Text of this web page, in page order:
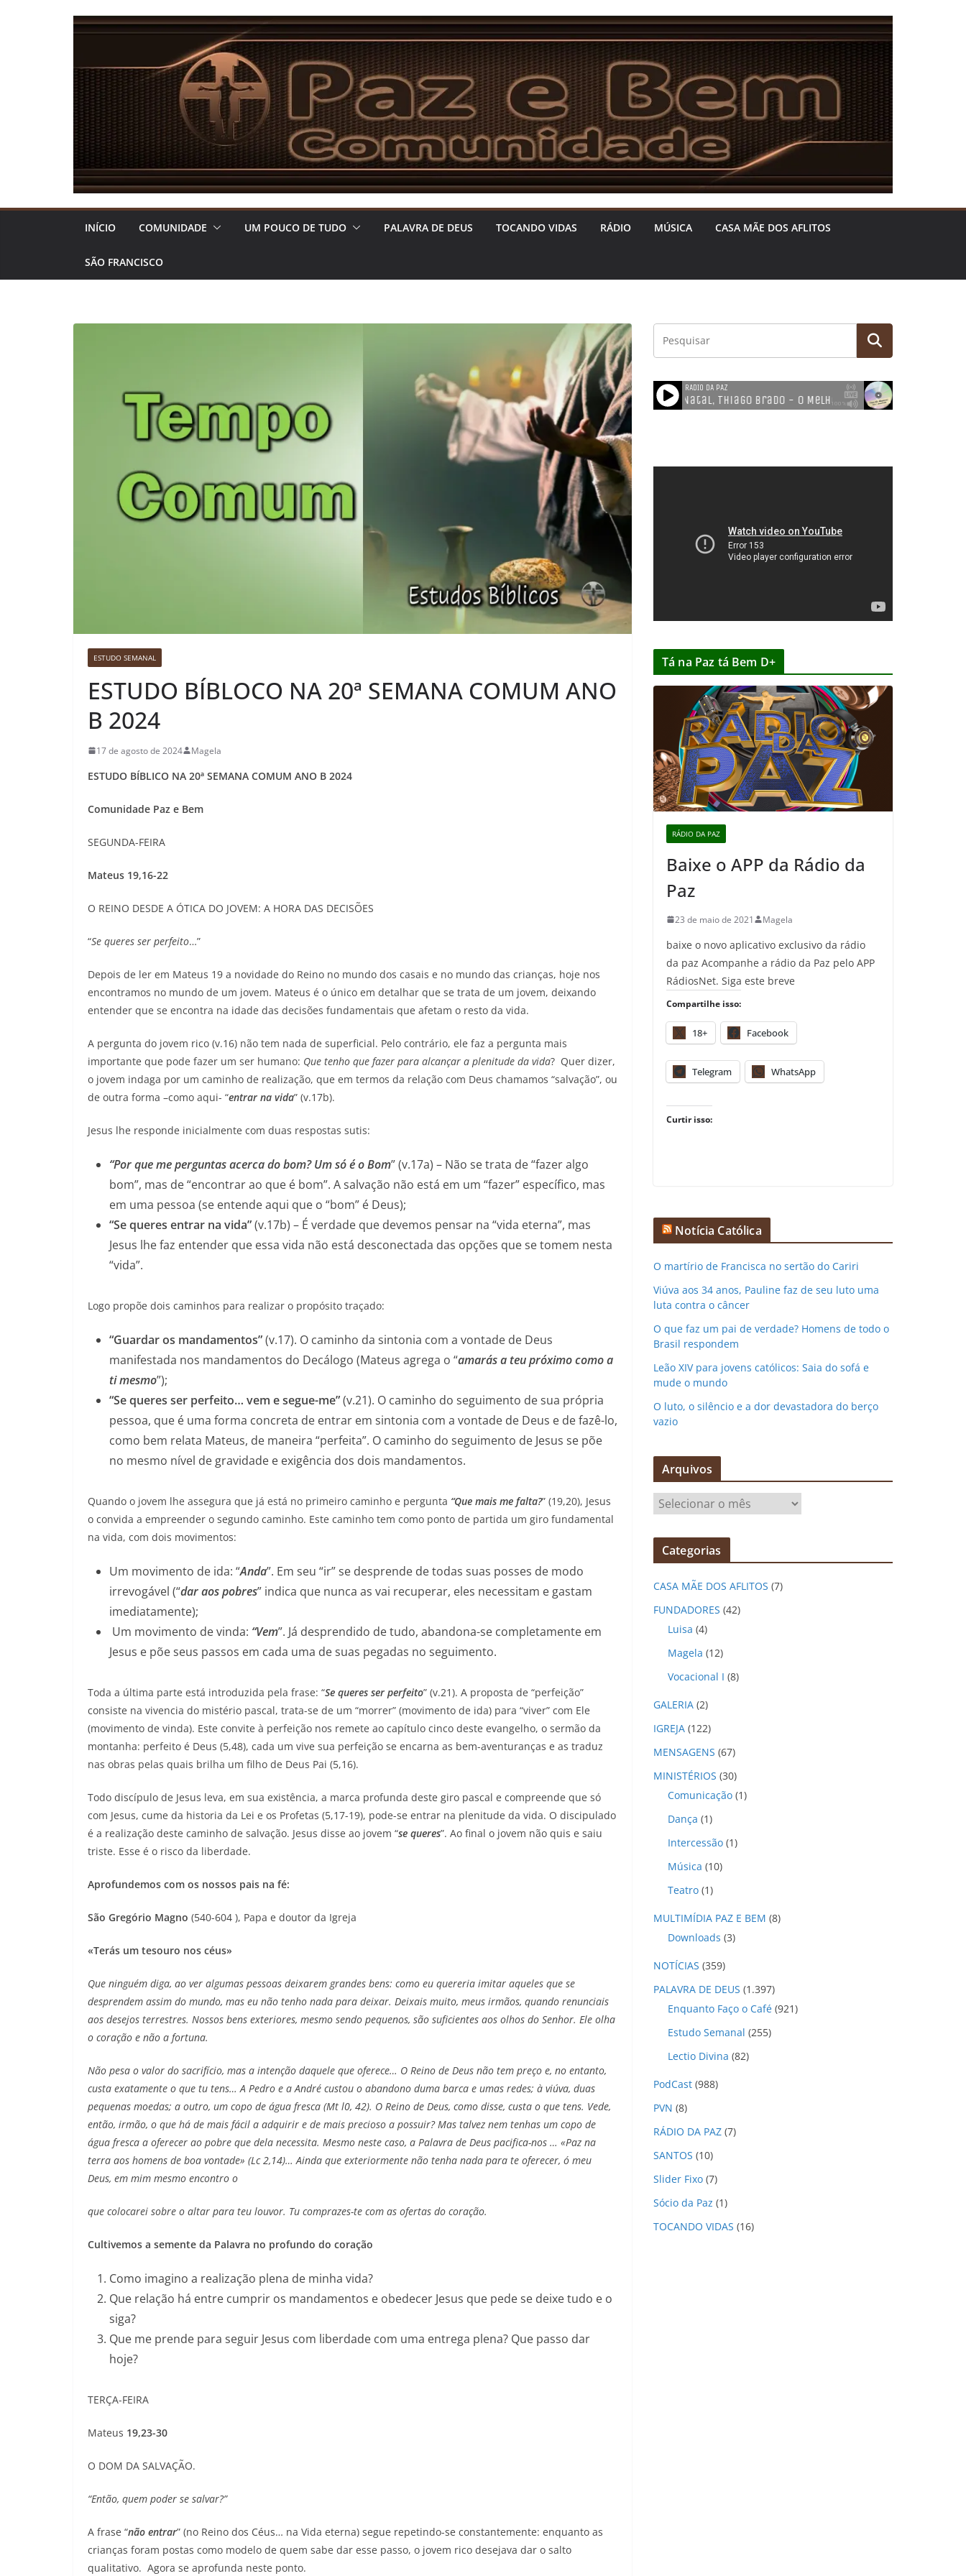
INÍCIO COMUNIDADE UM POUCO DE TUDO PALAVRA DE DEUS TOCANDO VIDAS RÁDIO MÚSICA CASA MÃE DOS AFLITOS
SÃO FRANCISCO
ESTUDO SEMANAL
ESTUDO BÍBLOCO NA 20ª SEMANA COMUM ANO
B 2024
17 de agosto de 2024 Magela
ESTUDO BÍBLICO NA 20ª SEMANA COMUM ANO B 2024
Comunidade Paz e Bem
SEGUNDA-FEIRA
Mateus 19,16-22
O REINO DESDE A ÓTICA DO JOVEM: A HORA DAS DECISÕES
“Se queres ser perfeito…”
Depois de ler em Mateus 19 a novidade do Reino no mundo dos casais e no mundo das crianças, hoje nos
encontramos no mundo de um jovem. Mateus é o único em detalhar que se trata de um jovem, deixando
entender que se encontra na idade das decisões fundamentais que afetam o resto da vida.
A pergunta do jovem rico (v.16) não tem nada de superficial. Pelo contrário, ele faz a pergunta mais
importante que pode fazer um ser humano: Que tenho que fazer para alcançar a plenitude da vida? Quer dizer,
o jovem indaga por um caminho de realização, que em termos da relação com Deus chamamos “salvação”, ou
de outra forma –como aqui- “entrar na vida” (v.17b).
Jesus lhe responde inicialmente com duas respostas sutis:
“Por que me perguntas acerca do bom? Um só é o Bom” (v.17a) – Não se trata de “fazer algo
bom”, mas de “encontrar ao que é bom”. A salvação não está em um “fazer” específico, mas
em uma pessoa (se entende aqui que o “bom” é Deus);
“Se queres entrar na vida”(v.17b) – É verdade que devemos pensar na “vida eterna”, mas
Jesus lhe faz entender que essa vida não está desconectada das opções que se tomem nesta
“vida”.
Logo propõe dois caminhos para realizar o propósito traçado:
“Guardar os mandamentos”(v.17). O caminho da sintonia com a vontade de Deus
manifestada nos mandamentos do Decálogo (Mateus agrega o “amarás a teu próximo como a
ti mesmo”);
“Se queres ser perfeito… vem e segue-me”(v.21). O caminho do seguimento de sua própria
pessoa, que é uma forma concreta de entrar em sintonia com a vontade de Deus e de fazê-lo,
como bem relata Mateus, de maneira “perfeita”. O caminho do seguimento de Jesus se põe
no mesmo nível de gravidade e exigência dos dois mandamentos.
Quando o jovem lhe assegura que já está no primeiro caminho e pergunta “Que mais me falta?” (19,20), Jesus
o convida a empreender o segundo caminho. Este caminho tem como ponto de partida um giro fundamental
na vida, com dois movimentos:
Um movimento de ida: “Anda”. Em seu “ir” se desprende de todas suas posses de modo
irrevogável (“dar aos pobres” indica que nunca as vai recuperar, eles necessitam e gastam
imediatamente);
Um movimento de vinda: “Vem”. Já desprendido de tudo, abandona-se completamente em
Jesus e põe seus passos em cada uma de suas pegadas no seguimento.
Toda a última parte está introduzida pela frase: “Se queres ser perfeito” (v.21). A proposta de “perfeição”
consiste na vivencia do mistério pascal, trata-se de um “morrer” (movimento de ida) para “viver” com Ele
(movimento de vinda). Este convite à perfeição nos remete ao capítulo cinco deste evangelho, o sermão da
montanha: perfeito é Deus (5,48), cada um vive sua perfeição se encarna as bem-aventuranças e as traduz
nas obras pelas quais brilha um filho de Deus Pai (5,16).
Todo discípulo de Jesus leva, em sua existência, a marca profunda deste giro pascal e compreende que só
com Jesus, cume da historia da Lei e os Profetas (5,17-19), pode-se entrar na plenitude da vida. O discipulado
é a realização deste caminho de salvação. Jesus disse ao jovem “se queres”. Ao final o jovem não quis e saiu
triste. Esse é o risco da liberdade.
Aprofundemos com os nossos pais na fé:
São Gregório Magno (540-604 ), Papa e doutor da Igreja
«Terás um tesouro nos céus»
Que ninguém diga, ao ver algumas pessoas deixarem grandes bens: como eu quereria imitar aqueles que se
desprendem assim do mundo, mas eu não tenho nada para deixar. Deixais muito, meus irmãos, quando renunciais
aos desejos terrestres. Nossos bens exteriores, mesmo sendo pequenos, são suficientes aos olhos do Senhor. Ele olha
o coração e não a fortuna.
Não pesa o valor do sacrifício, mas a intenção daquele que oferece… O Reino de Deus não tem preço e, no entanto,
custa exatamente o que tu tens… A Pedro e a André custou o abandono duma barca e umas redes; à viúva, duas
pequenas moedas; a outro, um copo de água fresca (Mt l0, 42). O Reino de Deus, como disse, custa o que tens. Vede,
então, irmão, o que há de mais fácil a adquirir e de mais precioso a possuir? Mas talvez nem tenhas um copo de
água fresca a oferecer ao pobre que dela necessita. Mesmo neste caso, a Palavra de Deus pacifica-nos … «Paz na
terra aos homens de boa vontade» (Lc 2,14)… Ainda que exteriormente não tenha nada para te oferecer, ó meu
Deus, em mim mesmo encontro o
que colocarei sobre o altar para teu louvor. Tu comprazes-te com as ofertas do coração.
Cultivemos a semente da Palavra no profundo do coração
Como imagino a realização plena de minha vida?
Que relação há entre cumprir os mandamentos e obedecer Jesus que pede se deixe tudo e o
siga?
Que me prende para seguir Jesus com liberdade com uma entrega plena? Que passo dar
hoje?
TERÇA-FEIRA
Mateus 19,23-30
O DOM DA SALVAÇÃO.
“Então, quem poder se salvar?”
A frase “não entrar” (no Reino dos Céus… na Vida eterna) segue repetindo-se constantemente: enquanto as
crianças foram postas como modelo de quem sabe dar esse passo, o jovem rico desejava dar o salto
qualitativo. Agora se aprofunda neste ponto.
Tá na Paz tá Bem D+
RÁDIO DA PAZ
Baixe o APP da Rádio da
Paz
23 de maio de 2021 Magela
baixe o novo aplicativo exclusivo da rádio
da paz Acompanhe a rádio da Paz pelo APP
RádiosNet. Siga este breve
Compartilhe isso:
18+ Facebook
Telegram WhatsApp
Curtir isso:
Notícia Católica
O martírio de Francisca no sertão do Cariri
Viúva aos 34 anos, Pauline faz de seu luto uma
luta contra o câncer
O que faz um pai de verdade? Homens de todo o
Brasil respondem
Leão XIV para jovens católicos: Saia do sofá e
mude o mundo
O luto, o silêncio e a dor devastadora do berço
vazio
Arquivos
r
q
v
o
Categorias
CASA MÃE DOS AFLITOS (7)
FUNDADORES (42)
Luisa (4)
Magela (12)
Vocacional I (8)
GALERIA (2)
IGREJA (122)
MENSAGENS (67)
MINISTÉRIOS (30)
Comunicação (1)
Dança (1)
Intercessão (1)
Música (10)
Teatro (1)
MULTIMÍDIA PAZ E BEM (8)
Downloads (3)
NOTÍCIAS (359)
PALAVRA DE DEUS (1.397)
Enquanto Faço o Café (921)
Estudo Semanal (255)
Lectio Divina (82)
PodCast (988)
PVN (8)
RÁDIO DA PAZ (7)
SANTOS (10)
Slider Fixo (7)
Sócio da Paz (1)
TOCANDO VIDAS (16)